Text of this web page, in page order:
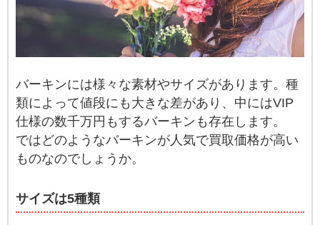
バーキンには様々な素材やサイズがあります。種
類によって値段にも大きな差があり、中にはVIP
仕様の数千万円もするバーキンも存在します。
ではどのようなバーキンが人気で買取価格が高い
ものなのでしょうか。
サイズは5種類